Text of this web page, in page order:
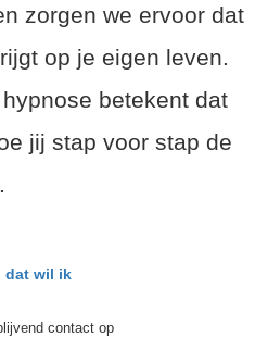
zorgen we ervoor dat
op je eigen leven.
betekent dat
jij stap voor stap de
dat wil ik
contact op